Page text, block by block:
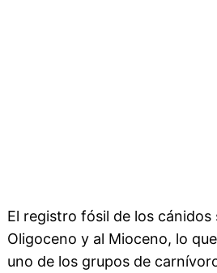
El registro fósil de los cánidos
Oligoceno y al Mioceno, lo
uno de los grupos de